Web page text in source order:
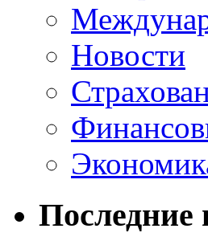
Новости
Последние